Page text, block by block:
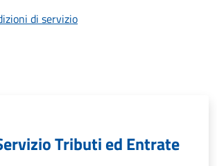
di servizio
Tributi ed Entrate